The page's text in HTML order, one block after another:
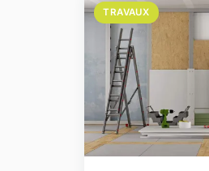
TRAVAUX